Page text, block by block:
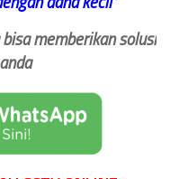
memberikan solusi